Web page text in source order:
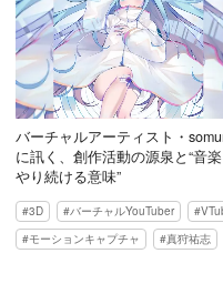
バーチャルアーティスト・
に訊く、創作活動の源泉と“音
やり続ける意味”
3D バーチャルYouTuber
モーションキャプチャ
真狩祐志